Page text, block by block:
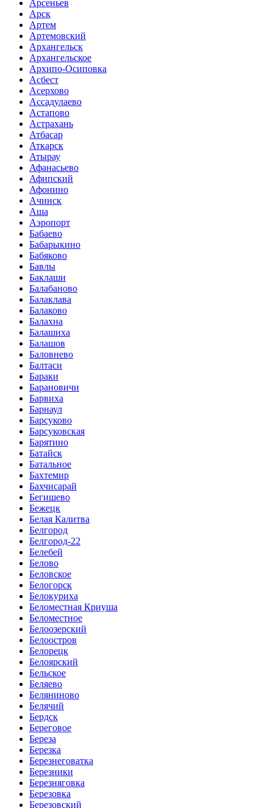
Арсеньев
Арск
Артем
Артемовский
Архангельск
Архангельское
Архипо-Осиповка
Асбест
Асерхово
Ассадулаево
Астапово
Астрахань
Атбасар
Аткарск
Атырау
Афанасьево
Афипский
Афонино
Ачинск
Аша
Аэропорт
Бабаево
Бабарыкино
Бабяково
Бавлы
Баклаши
Балабаново
Балаклава
Балаково
Балахна
Балашиха
Балашов
Баловнево
Балтаси
Бараки
Барановичи
Барвиха
Барнаул
Барсуково
Барсуковская
Барятино
Батайск
Батальное
Бахтемир
Бахчисарай
Бегишево
Бежецк
Белая Калитва
Белгород
Белгород-22
Белебей
Белово
Беловское
Белогорск
Белокуриха
Беломестная Криуша
Беломестное
Белоозерский
Белоостров
Белорецк
Белоярский
Бельское
Беляево
Беляниново
Белячий
Бердск
Береговое
Береза
Березка
Березнеговатка
Березники
Березняговка
Березовка
Березовский